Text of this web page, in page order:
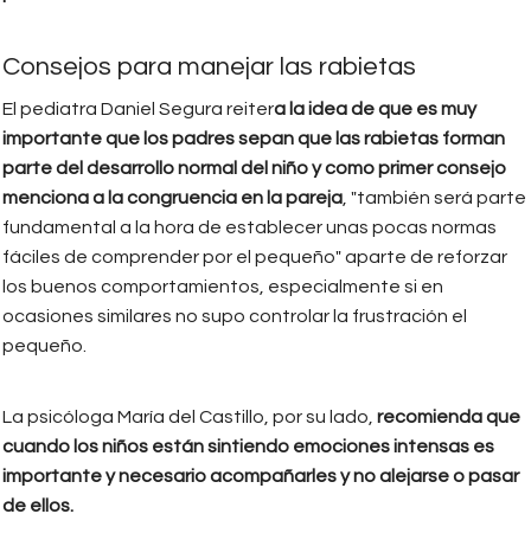
Consejos para manejar las rabietas
El pediatra Daniel Segura reitera la idea de que es muy
importante que los padres sepan que las rabietas forman
parte del desarrollo normal del niño y como primer consejo
menciona a la congruencia en la pareja , "también será parte
fundamental a la hora de establecer unas pocas normas
fáciles de comprender por el pequeño" aparte de reforzar
los buenos comportamientos, especialmente si en
ocasiones similares no supo controlar la frustración el
pequeño.
La psicóloga María del Castillo, por su lado, recomienda que
cuando los niños están sintiendo emociones intensas es
importante y necesario acompañarles y no alejarse o pasar
de ellos.